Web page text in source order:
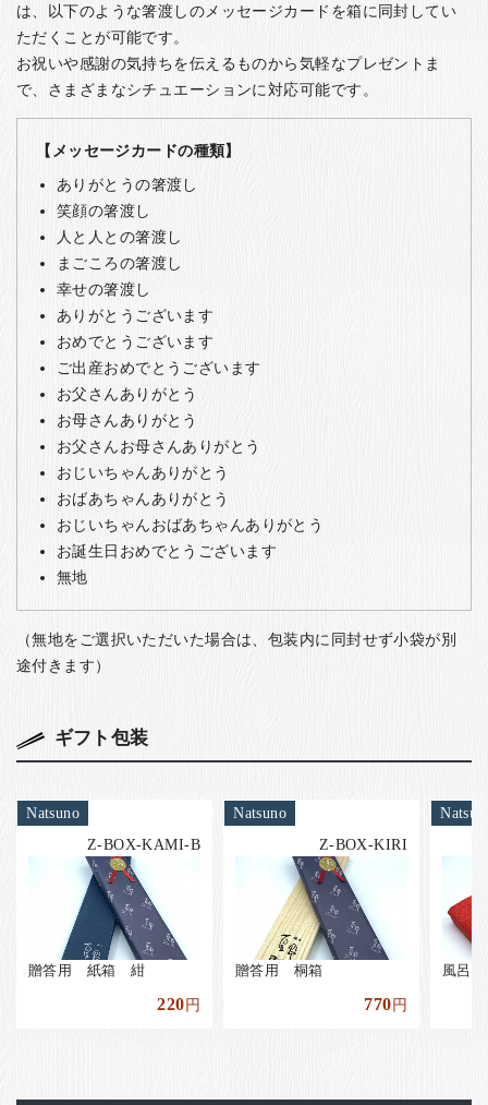
は、以下のような箸渡しのメッセージカードを箱に同封してい
ただくことが可能です。
お祝いや感謝の気持ちを伝えるものから気軽なプレゼントま
で、さまざまなシチュエーションに対応可能です。
【メッセージカードの種類】
ありがとうの箸渡し
笑顔の箸渡し
人と人との箸渡し
まごころの箸渡し
幸せの箸渡し
ありがとうございます
おめでとうございます
ご出産おめでとうございます
お父さんありがとう
お母さんありがとう
お父さんお母さんありがとう
おじいちゃんありがとう
おばあちゃんありがとう
おじいちゃんおばあちゃんありがとう
お誕生日おめでとうございます
無地
（無地をご選択いただいた場合は、包装内に同封せず小袋が別
途付きます）
ギフト包装
Natsuno
Z-BOX-KAMI-B
贈答用 紙箱 紺
220円
Natsuno
Z-BOX-KIRI
贈答用 桐箱
770円
風呂